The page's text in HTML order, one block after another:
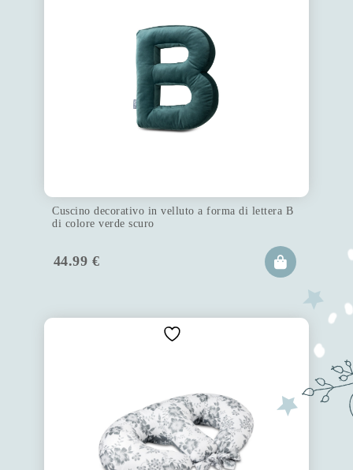
Cuscino decorativo in velluto a forma di lettera B
di colore verde scuro
44.99 €